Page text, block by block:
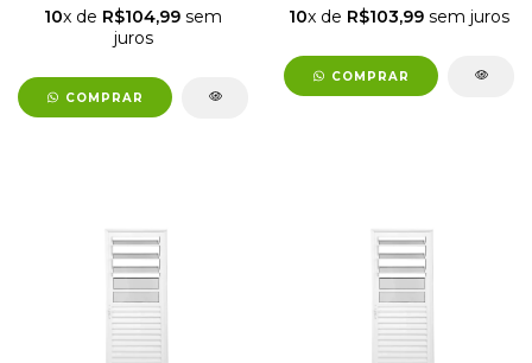
10x de R$104,99 sem
juros
COMPRAR
10x de R$103,99 sem juros
COMPRAR